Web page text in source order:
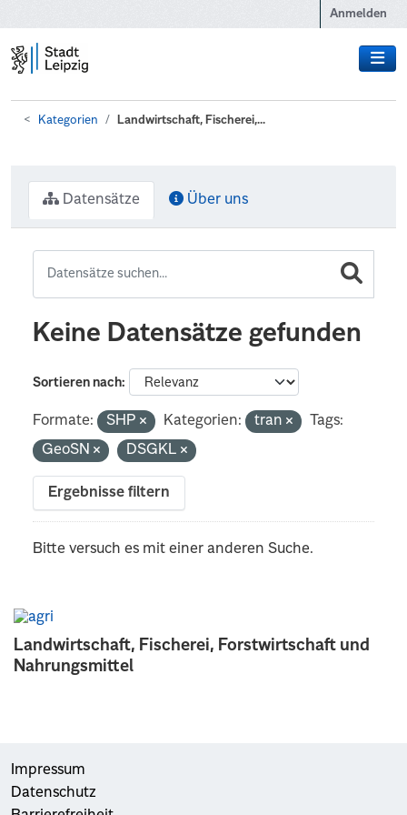
Anmelden
Kategorien Landwirtschaft, Fischerei,...
Landwirtschaft, Fischerei, Forstwirtschaft und
Nahrungsmittel
Datensätze Über uns
Keine Datensätze gefunden
Sortieren nach
Formate: SHP Kategorien: tran
Tags:
GeoSN
DSGKL
Ergebnisse filtern
Bitte versuch es mit einer anderen Suche.
Impressum
Datenschutz